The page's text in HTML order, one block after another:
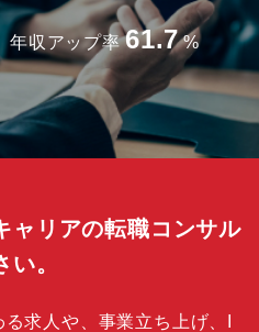
年収アップ率 61.7 %
ャリアの転職コンサル
。
求人や、事業立ち上げ、I